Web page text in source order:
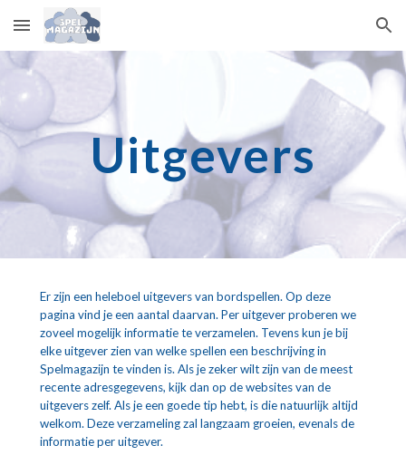
Skip to main content Skip to navigation
Uitgevers
Er zijn een heleboel uitgevers van bordspellen. Op deze
pagina vind je een aantal daarvan. Per uitgever proberen we
zoveel mogelijk informatie te verzamelen. Tevens kun je bij
elke uitgever zien van welke spellen een beschrijving in
Spelmagazijn te vinden is. Als je zeker wilt zijn van de meest
recente adresgegevens, kijk dan op de websites van de
uitgevers zelf. Als je een goede tip hebt, is die natuurlijk altijd
welkom. Deze verzameling zal langzaam groeien, evenals de
informatie per uitgever.